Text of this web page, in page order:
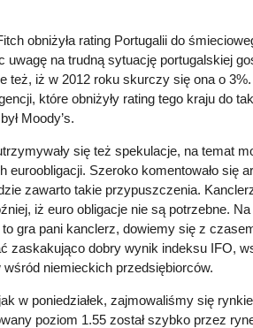
obniżyła rating Portugalii do
uwagę na trudną sytuację portugalskiej
też, iż w 2012 roku skurczy się ona o
które obniżyły rating tego kraju do
Moody’s.
się też spekulacje, na temat
euroobligacji. Szeroko komentowało się
zawarto takie przypuszczenia.
iż euro obligacje nie są potrzebne.
to gra pani kanclerz, dowiemy się z
zaskakująco dobry wynik indeksu IFO,
wśród niemieckich przedsiębiorców.
w poniedziałek, zajmowaliśmy się
poziom 1.55 został szybko przez